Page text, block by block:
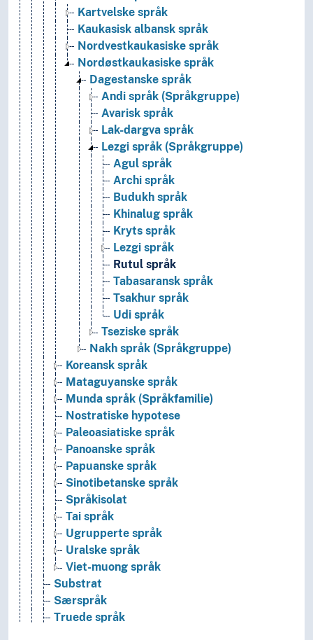
Kartvelske språk
Kaukasisk albansk språk
Nordvestkaukasiske språk
Nordøstkaukasiske språk
Dagestanske språk
Andi språk (Språkgruppe)
Avarisk språk
Lak-dargva språk
Lezgi språk (Språkgruppe)
Agul språk
Archi språk
Budukh språk
Khinalug språk
Kryts språk
Lezgi språk
Rutul språk
Tabasaransk språk
Tsakhur språk
Udi språk
Tseziske språk
Nakh språk (Språkgruppe)
Koreansk språk
Mataguyanske språk
Munda språk (Språkfamilie)
Nostratiske hypotese
Paleoasiatiske språk
Panoanske språk
Papuanske språk
Sinotibetanske språk
Språkisolat
Tai språk
Ugrupperte språk
Uralske språk
Viet-muong språk
Substrat
Særspråk
Truede språk